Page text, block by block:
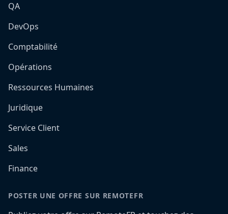
QA
DevOps
Comptabilité
Opérations
Ressources Humaines
Juridique
Service Client
Sales
Finance
POSTER UNE OFFRE SUR REMOTEFR